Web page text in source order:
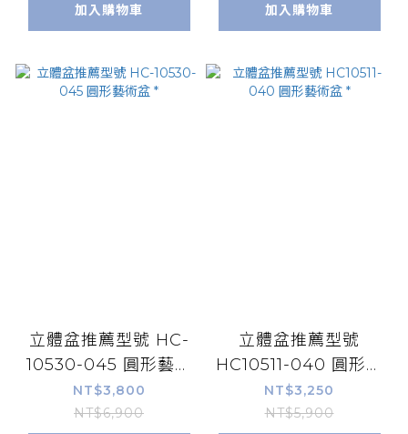
加入購物車 加入購物車
立體盆推薦型號 HC-
10530-045 圓形藝術
盆 *
NT$3,800
NT$6,900
立體盆推薦型號
HC10511-040 圓形藝
術盆 *
NT$3,250
NT$5,900